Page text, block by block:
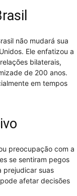
não mudará sua
Ele enfatizou a
bilaterais,
de 200 anos.
em tempos
preocupação com a
se sentiram pegos
prejudicar suas
afetar decisões